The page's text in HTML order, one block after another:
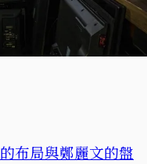
布局與鄭麗文的盤